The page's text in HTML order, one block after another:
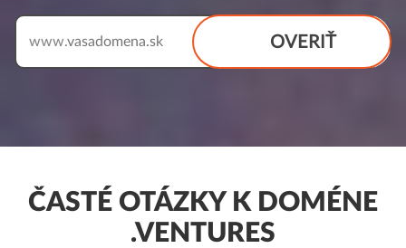
OVERIŤ
www.
ČASTÉ OTÁZKY K DOMÉNE
.VENTURES